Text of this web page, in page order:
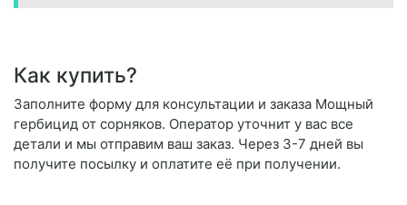
Как купить?
Заполните форму для консультации и заказа Мощный
гербицид от сорняков. Оператор уточнит у вас все
детали и мы отправим ваш заказ. Через 3-7 дней вы
получите посылку и оплатите её при получении.